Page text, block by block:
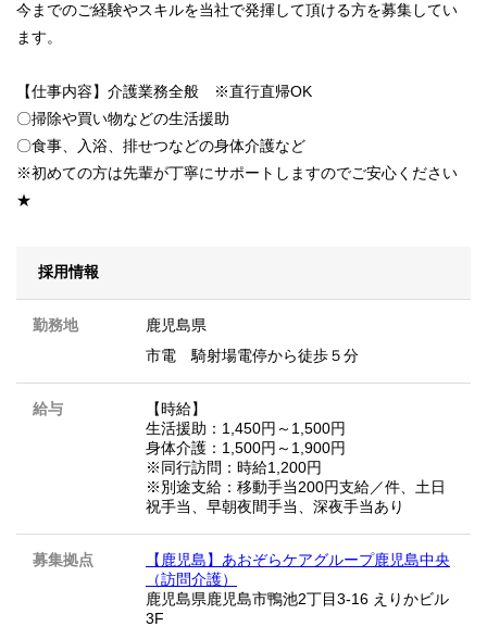
今までのご経験やスキルを当社で発揮して頂ける方を募集してい
ます。
【仕事内容】介護業務全般 ※直行直帰OK
〇掃除や買い物などの生活援助
〇食事、入浴、排せつなどの身体介護など
※初めての方は先輩が丁寧にサポートしますのでご安心ください
★
採用情報
勤務地
鹿児島県
市電 騎射場電停から徒歩５分
給与
【時給】
生活援助：1,450円～1,500円
身体介護：1,500円～1,900円
※同行訪問：時給1,200円
※別途支給：移動手当200円支給／件、土日
祝手当、早朝夜間手当、深夜手当あり
募集拠点
【鹿児島】あおぞらケアグループ鹿児島中央
（訪問介護）
鹿児島県鹿児島市鴨池2丁目3-16 えりかビル
3F